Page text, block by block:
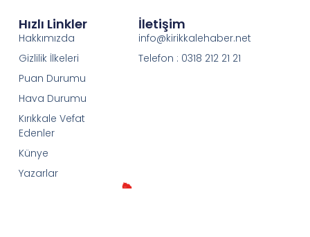
Hızlı Linkler
Hakkımızda
Gizlilik İlkeleri
Puan Durumu
Hava Durumu
Kırıkkale Vefat
Edenler
Künye
Yazarlar
İletişim
info@kirikkalehaber.net
Telefon : 0318 212 21 21